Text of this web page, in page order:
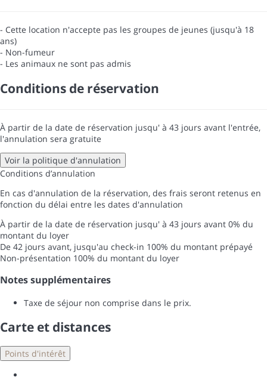
- Cette location n'accepte pas les groupes de jeunes (jusqu'à 18
ans)
- Non-fumeur
- Les animaux ne sont pas admis
Conditions de réservation
À partir de la date de réservation jusqu' à 43 jours avant l'entrée,
l'annulation sera gratuite
Voir la politique d'annulation
Conditions d’annulation
En cas d'annulation de la réservation, des frais seront retenus en
fonction du délai entre les dates d'annulation
À partir de la date de réservation jusqu' à 43 jours avant 0% du
montant du loyer
De 42 jours avant, jusqu'au check-in 100% du montant prépayé
Non-présentation 100% du montant du loyer
Notes supplémentaires
Taxe de séjour non comprise dans le prix.
Carte et distances
Points d'intérêt